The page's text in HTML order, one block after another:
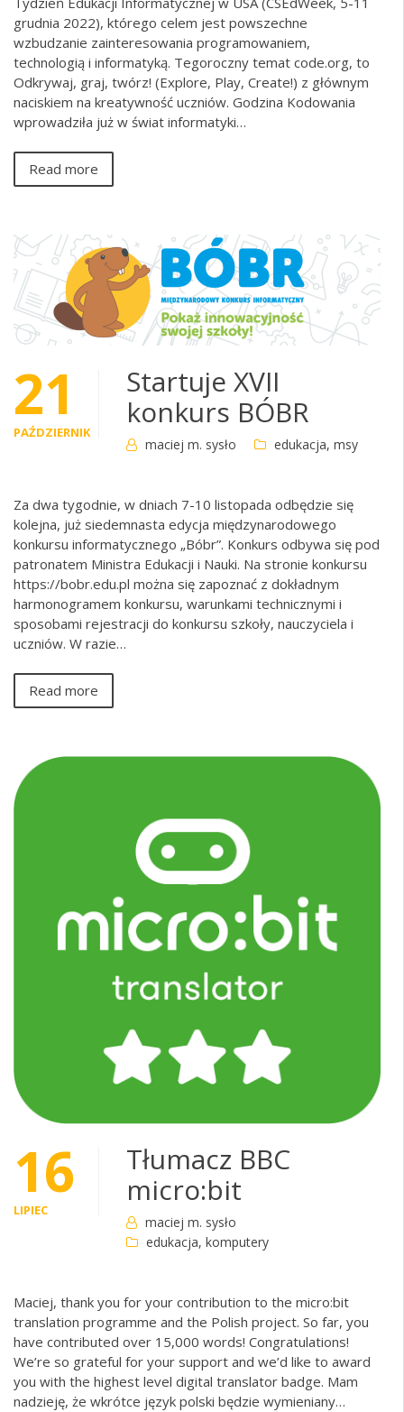
grudnia 2022), którego celem jest powszechne
wzbudzanie zainteresowania programowaniem,
technologią i informatyką. Tegoroczny temat code.org, to
Odkrywaj, graj, twórz! (Explore, Play, Create!) z głównym
naciskiem na kreatywność uczniów. Godzina Kodowania
wprowadziła już w świat informatyki…
Read more
21
PAŹDZIERNIK
Startuje XVII
konkurs BÓBR
maciej m. sysło edukacja, msy
Za dwa tygodnie, w dniach 7-10 listopada odbędzie się
kolejna, już siedemnasta edycja międzynarodowego
konkursu informatycznego „Bóbr”. Konkurs odbywa się pod
patronatem Ministra Edukacji i Nauki. Na stronie konkursu
https://bobr.edu.pl można się zapoznać z dokładnym
harmonogramem konkursu, warunkami technicznymi i
sposobami rejestracji do konkursu szkoły, nauczyciela i
uczniów. W razie…
Read more
16
LIPIEC
Tłumacz BBC
micro:bit
maciej m. sysło
edukacja, komputery
Maciej, thank you for your contribution to the micro:bit
translation programme and the Polish project. So far, you
have contributed over 15,000 words! Congratulations!
We’re so grateful for your support and we’d like to award
you with the highest level digital translator badge. Mam
nadzieję, że wkrótce język polski będzie wymieniany…